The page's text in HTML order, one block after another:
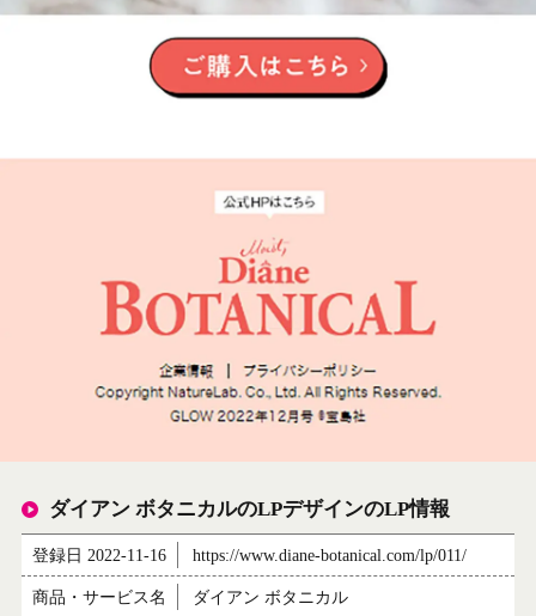
ダイアン ボタニカルのLPデザインのLP情報
登録日 2022-11-16 https://www.diane-botanical.com/lp/011/
商品・サービス名 ダイアン ボタニカル